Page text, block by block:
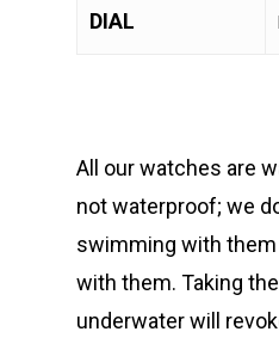
DIAL
All our watches are
not waterproof; we
swimming with
with them. Taking
underwater will